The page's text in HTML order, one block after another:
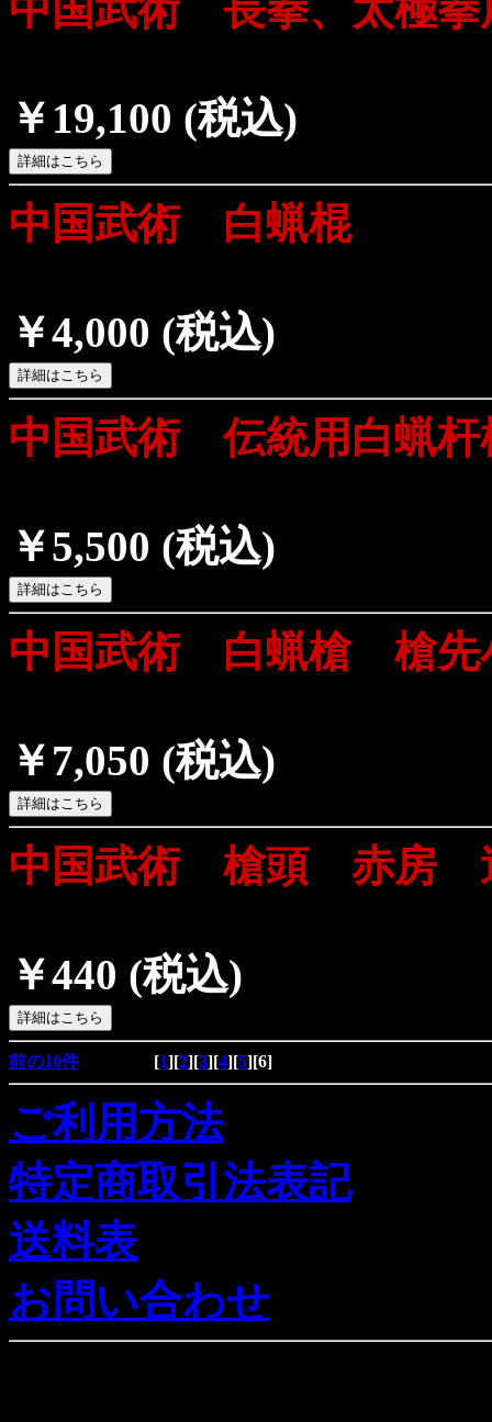
￥19,100 (税込)
中国武術 白蝋棍
￥4,000 (税込)
中国武術 伝統用白蝋
￥5,500 (税込)
中国武術 白蝋槍 槍
￥7,050 (税込)
中国武術 槍頭 赤房
￥440 (税込)
前の10件[1][2][3][4][5][6]
ご利用方法
特定商取引法表記
送料表
お問い合わせ